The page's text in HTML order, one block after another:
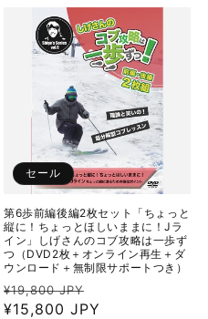
セール
第6歩前編後編2枚セット「ちょっと
縦に！ちょっとほしいままに！Jラ
イン」しげさんのコブ攻略は一歩ず
つ（DVD2枚＋オンライン再生＋ダ
ウンロード＋無制限サポートつき）
通
常
¥19,800 JPY
ー
¥15,800 JPY